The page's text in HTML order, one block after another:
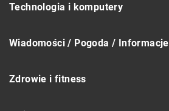
Technologia i komputery
Wiadomości / Pogoda / Informacje
Zdrowie i fitness